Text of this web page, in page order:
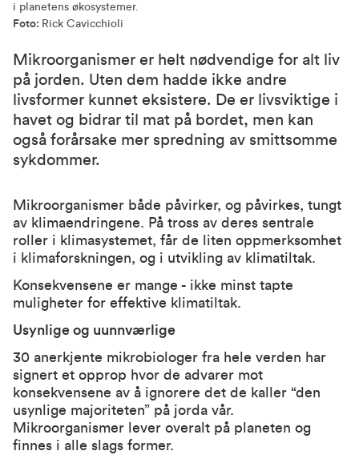
i planetens økosystemer.
Foto: Rick Cavicchioli
Mikroorganismer er helt nødvendige for alt liv
på jorden. Uten dem hadde ikke andre
livsformer kunnet eksistere. De er livsviktige i
havet og bidrar til mat på bordet, men kan
også forårsake mer spredning av smittsomme
sykdommer.
Mikroorganismer både påvirker, og påvirkes, tungt
av klimaendringene. På tross av deres sentrale
roller i klimasystemet, får de liten oppmerksomhet
i klimaforskningen, og i utvikling av klimatiltak.
Konsekvensene er mange - ikke minst tapte
muligheter for effektive klimatiltak.
Usynlige og uunnværlige
30 anerkjente mikrobiologer fra hele verden har
signert et opprop hvor de advarer mot
konsekvensene av å ignorere det de kaller “den
usynlige majoriteten” på jorda vår.
Mikroorganismer lever overalt på planeten og
finnes i alle slags former.